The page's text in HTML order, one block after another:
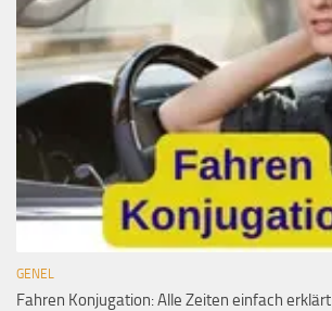
GENEL
Fahren Konjugation: Alle Zeiten einfach erklärt